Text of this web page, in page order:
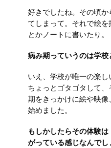
好きでしたね。その頃
てしまって。それで絵
とかノートに書いたり。
病み期っていうのは学校
いえ、学校が唯一の楽
ちょっとゴタゴタして
期をきっかけに絵や映
始めました。
もしかしたらその体験
がっている感じなんでし